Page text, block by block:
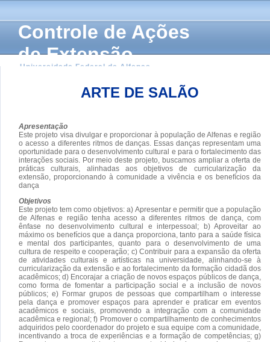
Controle de Ações
de Extensão
Universidade Federal de Alfenas
ARTE DE SALÃO
Apresentação
Este projeto visa divulgar e proporcionar à população de Alfenas e região
o acesso a diferentes ritmos de danças. Essas danças representam uma
oportunidade para o desenvolvimento cultural e para o fortalecimento das
interações sociais. Por meio deste projeto, buscamos ampliar a oferta de
práticas culturais, alinhadas aos objetivos de curricularização da
extensão, proporcionando à comunidade a vivência e os benefícios da
dança
Objetivos
Este projeto tem como objetivos: a) Apresentar e permitir que a população
de Alfenas e região tenha acesso a diferentes ritmos de dança, com
ênfase no desenvolvimento cultural e interpessoal; b) Aproveitar ao
máximo os benefícios que a dança proporciona, tanto para a saúde física
e mental dos participantes, quanto para o desenvolvimento de uma
cultura de respeito e cooperação; c) Contribuir para a expansão da oferta
de atividades culturais e artísticas na universidade, alinhando-se à
curricularização da extensão e ao fortalecimento da formação cidadã dos
acadêmicos; d) Encorajar a criação de novos espaços públicos de dança,
como forma de fomentar a participação social e a inclusão de novos
públicos; e) Formar grupos de pessoas que compartilham o interesse
pela dança e promover espaços para aprender e praticar em eventos
acadêmicos e sociais, promovendo a integração com a comunidade
acadêmica e regional; f) Promover o compartilhamento de conhecimentos
adquiridos pelo coordenador do projeto e sua equipe com a comunidade,
incentivando a troca de experiências e a formação de competências; g)